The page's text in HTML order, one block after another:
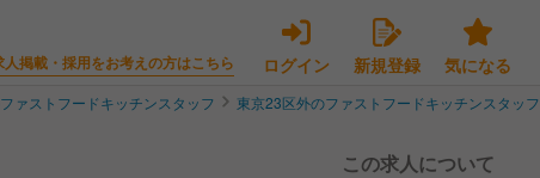
人掲載・採用をお考えの方はこちら ログイン 新規登録 気になる
ァストフードキッチンスタッフ 東京23区外のファストフードキッチンスタッフ
この求人について